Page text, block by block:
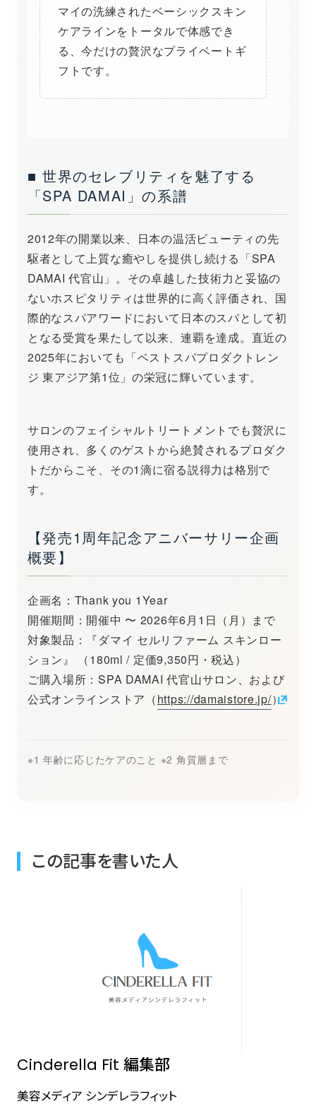
マイの洗練されたベーシックスキン
ケアラインをトータルで体感でき
る、今だけの贅沢なプライベートギ
フトです。
■ 世界のセレブリティを魅了する
「SPA DAMAI」の系譜
2012年の開業以来、日本の温活ビューティの先
駆者として上質な癒やしを提供し続ける「SPA
DAMAI 代官山」。その卓越した技術力と妥協の
ないホスピタリティは世界的に高く評価され、国
際的なスパアワードにおいて日本のスパとして初
となる受賞を果たして以来、連覇を達成。直近の
2025年においても「ベストスパプロダクトレン
ジ 東アジア第1位」の栄冠に輝いています。
サロンのフェイシャルトリートメントでも贅沢に
使用され、多くのゲストから絶賛されるプロダク
トだからこそ、その1滴に宿る説得力は格別で
す。
【発売1周年記念アニバーサリー企画
概要】
企画名：Thank you 1Year
開催期間：開催中 〜 2026年6月1日（月）まで
対象製品：『ダマイ セルリファーム スキンロー
ション』 （180ml / 定価9,350円・税込）
ご購入場所：SPA DAMAI 代官山サロン、および
公式オンラインストア（https://damaistore.jp/）
※1 年齢に応じたケアのこと ※2 角質層まで
この記事を書いた人
Cinderella Fit 編集部
美容メディア シンデレラフィット